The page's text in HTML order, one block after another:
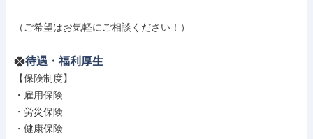
（ご希望はお気軽にご相談ください！）
待遇・福利厚生
【保険制度】
・雇用保険
・労災保険
・健康保険